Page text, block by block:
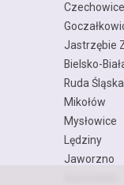
Jastrzębie
Bielsko-
Ruda Śląska
Mikołów
Mysłowice
Lędziny
Jaworzno